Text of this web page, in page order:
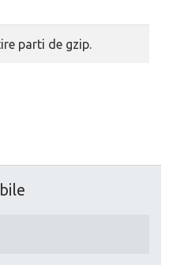
parti de gzip.